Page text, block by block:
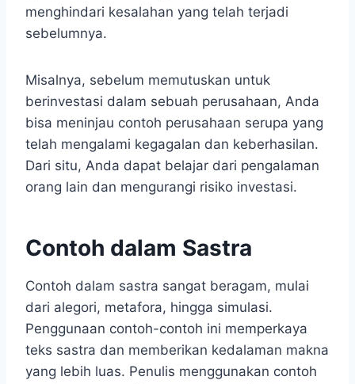
menghindari kesalahan yang telah terjadi
sebelumnya.
Misalnya, sebelum memutuskan untuk
berinvestasi dalam sebuah perusahaan, Anda
bisa meninjau contoh perusahaan serupa yang
telah mengalami kegagalan dan keberhasilan.
Dari situ, Anda dapat belajar dari pengalaman
orang lain dan mengurangi risiko investasi.
Contoh dalam Sastra
Contoh dalam sastra sangat beragam, mulai
dari alegori, metafora, hingga simulasi.
Penggunaan contoh-contoh ini memperkaya
teks sastra dan memberikan kedalaman makna
yang lebih luas. Penulis menggunakan contoh